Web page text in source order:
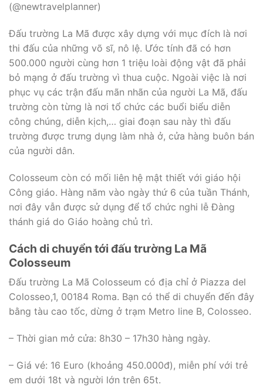
(@newtravelplanner)
Đấu trường La Mã được xây dựng với mục đích là nơi
thi đấu của những võ sĩ, nô lệ. Ước tính đã có hơn
500.000 người cùng hơn 1 triệu loài động vật đã phải
bỏ mạng ở đấu trường vì thua cuộc. Ngoài việc là nơi
phục vụ các trận đấu mãn nhãn của người La Mã, đấu
trường còn từng là nơi tổ chức các buổi biểu diễn
công chúng, diễn kịch,… giai đoạn sau này thì đấu
trường được trưng dụng làm nhà ở, cửa hàng buôn bán
của người dân.
Colosseum còn có mối liên hệ mật thiết với giáo hội
Công giáo. Hàng năm vào ngày thứ 6 của tuần Thánh,
nơi đây vẫn được sử dụng để tổ chức nghi lễ Đàng
thánh giá do Giáo hoàng chủ trì.
Cách di chuyển tới đấu trường La Mã
Colosseum
Đấu trường La Mã Colosseum có địa chỉ ở Piazza del
Colosseo,1, 00184 Roma. Bạn có thể di chuyển đến đây
bằng tàu cao tốc, dừng ở trạm Metro line B, Colosseo.
– Thời gian mở cửa: 8h30 – 17h30 hàng ngày.
– Giá vé: 16 Euro (khoảng 450.000đ), miễn phí với trẻ
em dưới 18t và người lớn trên 65t.